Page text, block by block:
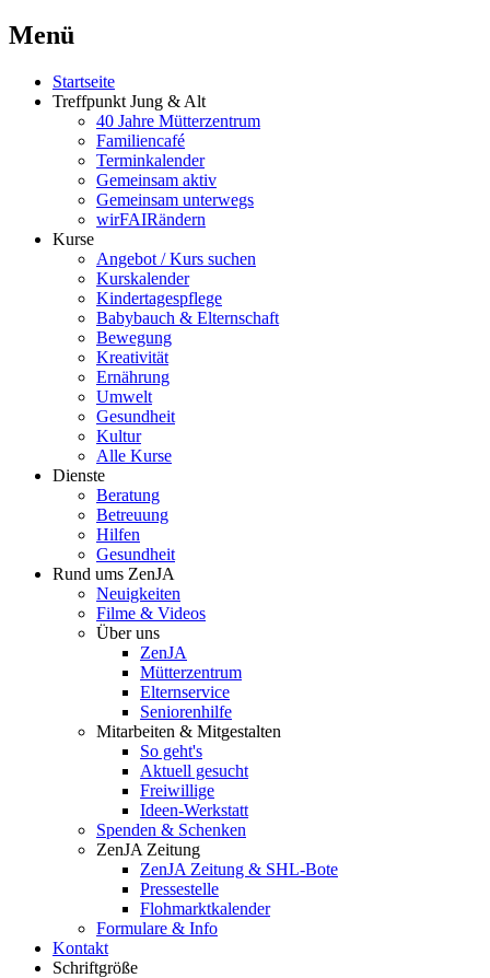
Menü
Startseite
Treffpunkt Jung & Alt
40 Jahre Mütterzentrum
Familiencafé
Terminkalender
Gemeinsam aktiv
Gemeinsam unterwegs
wirFAIRändern
Kurse
Angebot / Kurs suchen
Kurskalender
Kindertagespflege
Babybauch & Elternschaft
Bewegung
Kreativität
Ernährung
Umwelt
Gesundheit
Kultur
Alle Kurse
Dienste
Beratung
Betreuung
Hilfen
Gesundheit
Rund ums ZenJA
Neuigkeiten
Filme & Videos
Über uns
ZenJA
Mütterzentrum
Elternservice
Seniorenhilfe
Mitarbeiten & Mitgestalten
So geht's
Aktuell gesucht
Freiwillige
Ideen-Werkstatt
Spenden & Schenken
ZenJA Zeitung
ZenJA Zeitung & SHL-Bote
Pressestelle
Flohmarktkalender
Formulare & Info
Kontakt
Schriftgröße